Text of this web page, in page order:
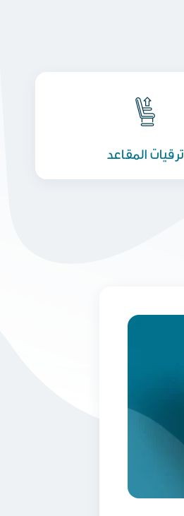
ترقيات المقاعد